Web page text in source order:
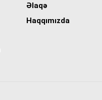
Əlaqə
Haqqımızda